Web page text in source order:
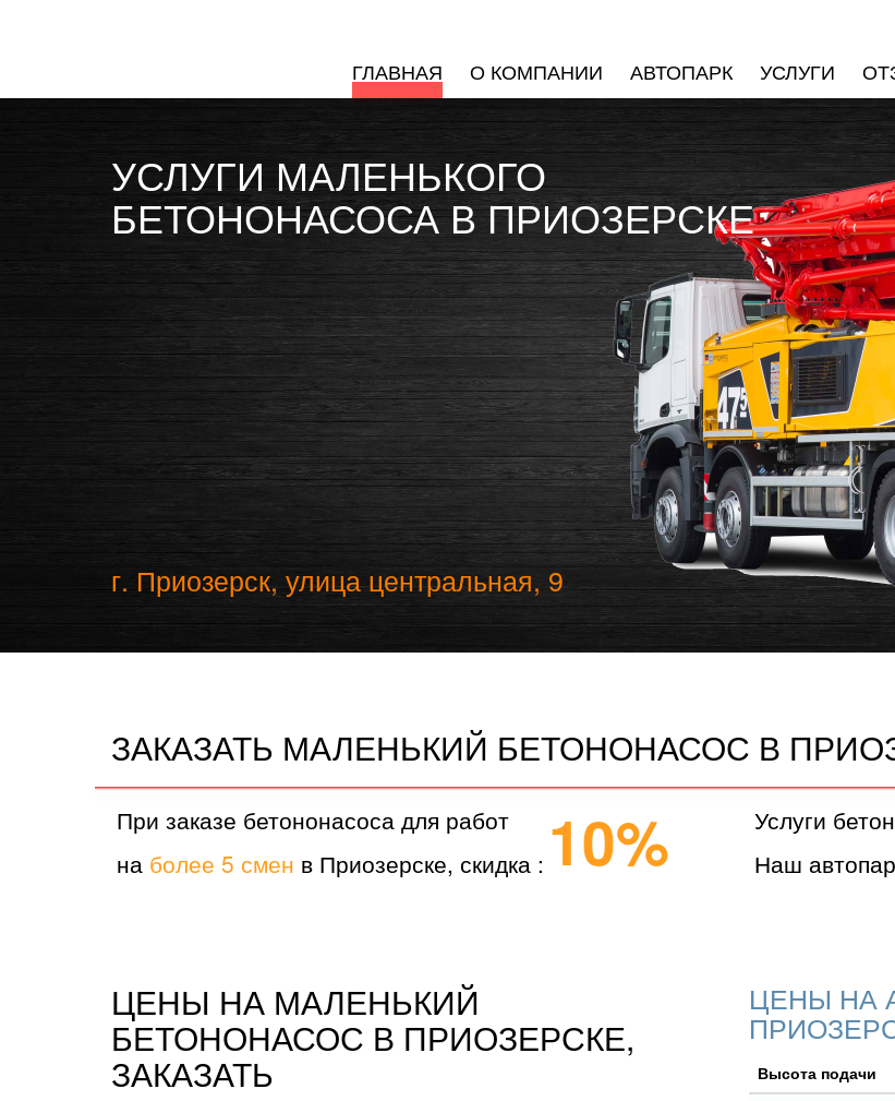
ГЛАВНАЯ О КОМПАНИИ АВТОПАРК УСЛУГИ
УСЛУГИ МАЛЕНЬКОГО
БЕТОНОНАСОСА В ПРИОЗЕРСКЕ
г. Приозерск, улица центральная, 9
ЗАКАЗАТЬ МАЛЕНЬКИЙ БЕТОНОНАСОС В
При заказе бетононасоса для работ
на более 5 смен в Приозерске, скидка : 10%
Услуги
Наш
ЦЕНЫ НА МАЛЕНЬКИЙ
БЕТОНОНАСОС В ПРИОЗЕРСКЕ,
ЗАКАЗАТЬ
ЦЕНЫ НА
Высота подачи